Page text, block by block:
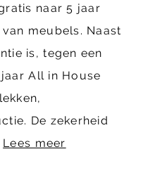
naar 5 jaar
meubels. Naast
is, tegen een
All in House
De zekerheid
Lees meer